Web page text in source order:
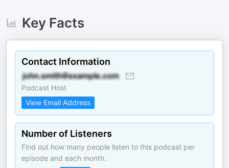
Key Facts
Contact Information
Podcast Host
View Email Address
Number of Listeners
Find out how many people listen to this podcast per
episode and each month.